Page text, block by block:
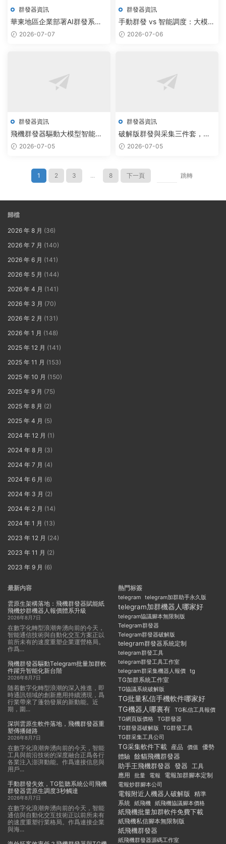
群發器資訊
華東地區企業部署AI群發系
統，飛機批量腳本下載量激增
2026-07-07
群發器資訊
手動群發 vs 智能調度：大模型
賦能紙飛機私信腳本如何提升
2026-07-06
群發器資訊
飛機群發器驅動大模型智能調
度，重塑數字營銷自動化新藍
2026-07-05
群發器資訊
破解版群發與采集三件套，自
動化部署助力數據提效300%
2026-07-05
1 2 3 ... 8 下一頁 跳轉
歸檔
2026 年 8 月 (36)
2026 年 7 月 (140)
2026 年 6 月 (141)
2026 年 5 月 (144)
2026 年 4 月 (141)
2026 年 3 月 (70)
2026 年 2 月 (131)
2026 年 1 月 (148)
2025 年 12 月 (141)
2025 年 11 月 (153)
2025 年 10 月 (150)
2025 年 9 月 (75)
2025 年 8 月 (2)
2025 年 4 月 (5)
2024 年 12 月 (1)
2024 年 8 月 (3)
2024 年 7 月 (4)
2024 年 6 月 (6)
2024 年 3 月 (2)
2024 年 2 月 (14)
2024 年 1 月 (13)
2023 年 12 月 (24)
2023 年 11 月 (2)
2023 年 9 月 (6)
最新内容
雲原生架構落地：飛機群發器賦能紙
飛機炒群機器人報價體系升級
2026年8月7日
在數字化轉型浪潮奔湧向前的今天，
智能通信技術與自動化交互方案正以
前所未有的速度重塑企業運營格局。
作爲...
飛機群發器驅動Telegram批量加群軟
件躍升智能化新台階
2026年8月7日
随着數字化轉型浪潮的深入推進，即
時通訊領域的創新應用持續湧現，爲
行業帶來了蓬勃發展的新動能。近
期，圍...
深圳雲原生軟件落地，飛機群發器重
塑傳播鏈路
2026年8月7日
在數字化浪潮奔湧向前的今天，智能
工具與前沿技術的深度融合正爲各行
各業注入澎湃動能。作爲連接信息與
用戶...
手動群發失效，TG監聽系統公司飛機
群發器雲原生調度3秒觸達
2026年8月7日
在數字化浪潮奔湧向前的今天，智能
通信與自動化交互技術正以前所未有
的速度重塑行業格局。作爲連接企業
與海...
熱門标簽
telegram telegram加群助手永久版
telegram加群機器人哪家好
telegram協議腳本無限制版
Telegram群發器
Telegram群發器破解版
telegram群發器系統定制
telegram群發工具
telegram群發工具工作室
telegram群采集機器人報價 tg
TG加群系統工作室
TG協議系統破解版
TG批量私信手機軟件哪家好
TG機器人哪裏有
TG私信工具報價
TG網頁版價格
TG群發器
TG群發器破解版
TG群發工具
TG群采集工具公司
TG采集軟件下載 産品 價值 優勢
體驗 餘貓飛機群發器
助手王飛機群發器 發器 工具
應用
批量 電報 電報加群腳本定制
電報炒群腳本公司
電報附近人機器人破解版 精準
系統 紙飛機 紙飛機協議腳本價格
紙飛機批量加群軟件免費下載
紙飛機私信腳本無限制版
紙飛機群發器
紙飛機群發器源碼工作室